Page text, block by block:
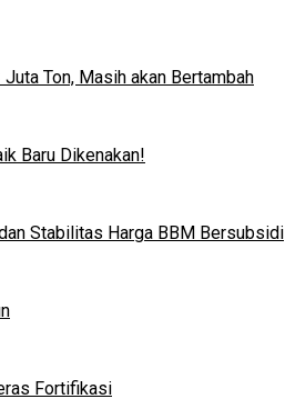
Ton, Masih akan Bertambah
Baru Dikenakan!
Stabilitas Harga BBM Bersubsidi
Fortifikasi